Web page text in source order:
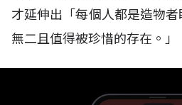
才延伸出「每個人都是造物
無二且值得被珍惜的存在。」